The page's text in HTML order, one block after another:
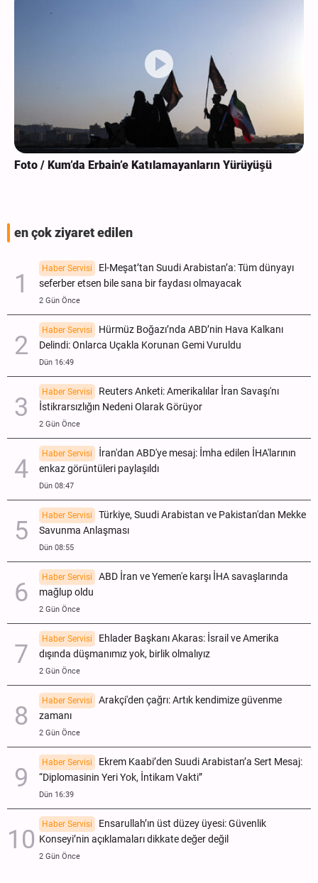
Foto / Kum’da Erbain’e Katılamayanların Yürüyüşü
en çok ziyaret edilen
Haber Servisi
El-Meşat’tan Suudi Arabistan’a: Tüm dünyayı
seferber etsen bile sana bir faydası olmayacak
2 Gün Önce
Haber Servisi
Hürmüz Boğazı’nda ABD’nin Hava Kalkanı
Delindi: Onlarca Uçakla Korunan Gemi Vuruldu
Dün 16:49
Haber Servisi
Reuters Anketi: Amerikalılar İran Savaşı'nı
İstikrarsızlığın Nedeni Olarak Görüyor
2 Gün Önce
Haber Servisi
İran'dan ABD'ye mesaj: İmha edilen İHA'larının
enkaz görüntüleri paylaşıldı
Dün 08:47
Haber Servisi
Türkiye, Suudi Arabistan ve Pakistan'dan Mekke
Savunma Anlaşması
Dün 08:55
Haber Servisi
ABD İran ve Yemen'e karşı İHA savaşlarında
mağlup oldu
2 Gün Önce
Haber Servisi
Ehlader Başkanı Akaras: İsrail ve Amerika
dışında düşmanımız yok, birlik olmalıyız
2 Gün Önce
Haber Servisi
Arakçi'den çağrı: Artık kendimize güvenme
zamanı
2 Gün Önce
Haber Servisi
Ekrem Kaabi’den Suudi Arabistan’a Sert Mesaj:
“Diplomasinin Yeri Yok, İntikam Vakti”
Dün 16:39
Haber Servisi
Ensarullah’ın üst düzey üyesi: Güvenlik
Konseyi’nin açıklamaları dikkate değer değil
2 Gün Önce